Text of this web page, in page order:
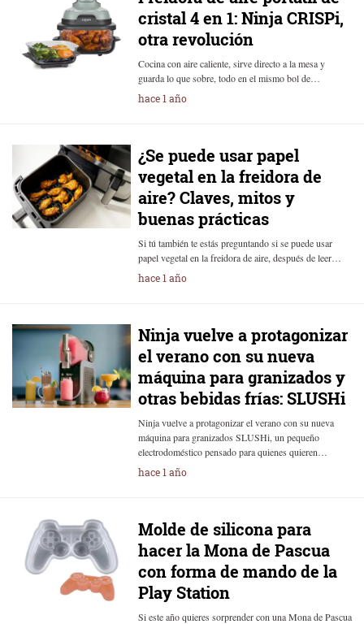
cristal 4 en 1: Ninja CRISPi,
otra revolución
Cocina con aire caliente, sirve directo a la mesa y
guarda lo que sobre, todo en el mismo bol de…
hace 1 año
¿Se puede usar papel
vegetal en la freidora de
aire? Claves, mitos y
buenas prácticas
Si tú también te estás preguntando si se puede usar
papel vegetal en la freidora de aire, después de leer…
hace 1 año
Ninja vuelve a protagonizar
el verano con su nueva
máquina para granizados y
otras bebidas frías: SLUSHi
Ninja vuelve a protagonizar el verano con su nueva
máquina para granizados SLUSHi, un pequeño
electrodoméstico pensado para quienes quieren…
hace 1 año
Molde de silicona para
hacer la Mona de Pascua
con forma de mando de la
Play Station
Si este año quieres sorprender con una Mona de Pascua